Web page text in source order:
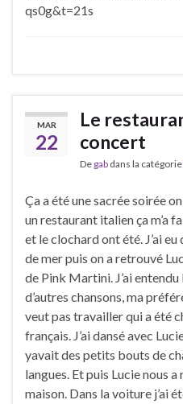
qs0g&t=21s
MAR
22
Le
concert
De gab dans la catégorie
Ça a été une sacrée soirée
un restaurant italien ça m’a
et le clochard ont été. J’ai
de mer puis on a retrouvé
de Pink Martini. J’ai
d’autres chansons, ma
veut pas travailler qui a été
français. J’ai dansé avec
yavait des petits bouts de
langues. Et puis Lucie nous
maison. Dans la voiture j’ai